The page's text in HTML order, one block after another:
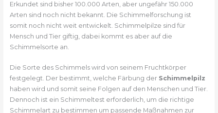
Erkundet sind bisher 100.000 Arten, aber ungefähr 150.000
Arten sind noch nicht bekannt. Die Schimmelforschung ist
somit noch nicht weit entwickelt. Schimmelpilze sind für
Mensch und Tier giftig, dabei kommt es aber auf die
Schimmelsorte an.
Die Sorte des Schimmels wird von seinem Fruchtkörper
festgelegt. Der bestimmt, welche Färbung der Schimmelpilz
haben wird und somit seine Folgen auf den Menschen und Tier.
Dennoch ist ein Schimmeltest erforderlich, um die richtige
Schimmelart zu bestimmen um passende Maßnahmen zur